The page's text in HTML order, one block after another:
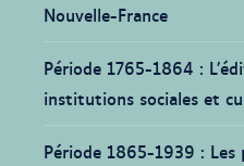
Nouvelle-France
Période 1765-1864
institutions sociales et
Période 1865-1939